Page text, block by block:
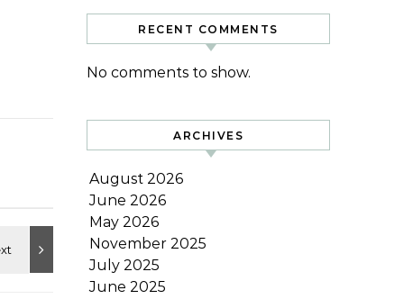
RECENT COMMENTS
No comments to show.
ARCHIVES
August 2026
June 2026
May 2026
November 2025
July 2025
June 2025